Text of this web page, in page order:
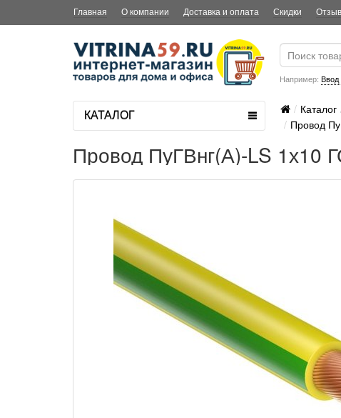
Главная О компании Доставка и оплата Скидки
Например: Ввод
КАТАЛОГ Каталог
Провод
Провод ПуГВнг(А)-LS 1х10